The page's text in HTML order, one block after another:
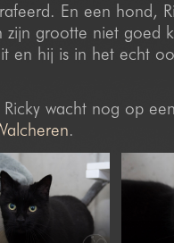
En een hond,
grootte niet goed
en hij is in het echt
wacht nog op
.